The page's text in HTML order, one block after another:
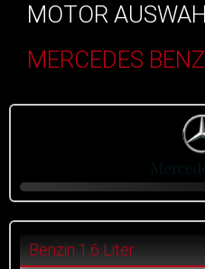
MOTOR
MERCEDES
Benzin 1.6 Liter